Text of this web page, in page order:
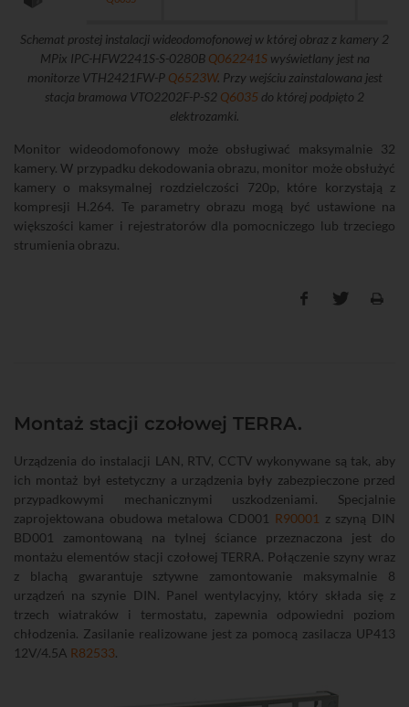
Schemat prostej instalacji wideodomofonowej w której obraz z kamery 2
MPix IPC-HFW2241S-S-0280B Q062241S wyświetlany jest na
monitorze VTH2421FW-P Q6523W. Przy wejściu zainstalowana jest
stacja bramowa VTO2202F-P-S2 Q6035 do której podpięto 2
elektrozamki.
Monitor wideodomofonowy może obsługiwać maksymalnie 32
kamery. W przypadku dekodowania obrazu, monitor może obsłużyć
kamery o maksymalnej rozdzielczości 720p, które korzystają z
kompresji H.264. Te parametry obrazu mogą być ustawione na
większości kamer i rejestratorów dla pomocniczego lub trzeciego
strumienia obrazu.
Montaż stacji czołowej TERRA.
Urządzenia do instalacji LAN, RTV, CCTV wykonywane są tak, aby
ich montaż był estetyczny a urządzenia były zabezpieczone przed
przypadkowymi mechanicznymi uszkodzeniami. Specjalnie
zaprojektowana obudowa metalowa CD001 R90001 z szyną DIN
BD001 zamontowaną na tylnej ściance przeznaczona jest do
montażu elementów stacji czołowej TERRA. Połączenie szyny wraz
z blachą gwarantuje sztywne zamontowanie maksymalnie 8
urządzeń na szynie DIN. Panel wentylacyjny, który składa się z
trzech wiatraków i termostatu, zapewnia odpowiedni poziom
chłodzenia. Zasilanie realizowane jest za pomocą zasilacza UP413
12V/4.5A R82533.